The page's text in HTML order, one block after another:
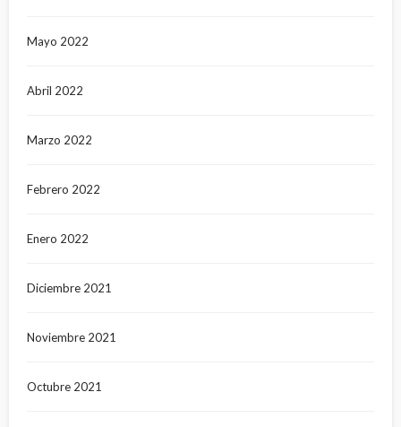
Mayo 2022
Abril 2022
Marzo 2022
Febrero 2022
Enero 2022
Diciembre 2021
Noviembre 2021
Octubre 2021